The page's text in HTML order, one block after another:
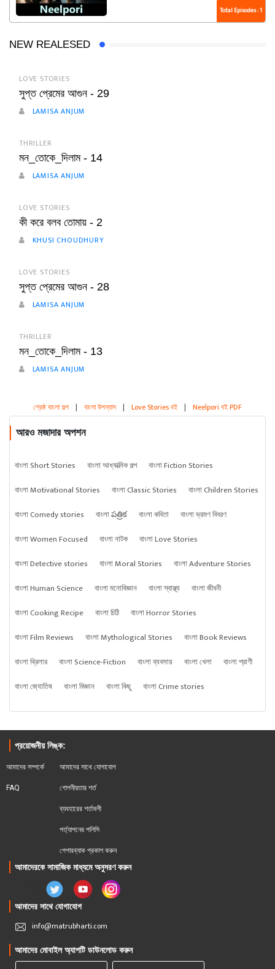
Total Episodes : 1
NEW REALESED
LOVE STORIES
সুপ্ত প্রেমের আগুন - 29
LAMISA ANJUM
THRILLER
মন_তোকে_দিলাম - 14
LAMISA ANJUM
LOVE STORIES
কী করে বলব তোমায় - 2
KHUSI CHOUDHURY
LOVE STORIES
সুপ্ত প্রেমের আগুন - 28
LAMISA ANJUM
THRILLER
মন_তোকে_দিলাম - 13
LAMISA ANJUM
শ্রেষ্ঠ বাংলা গল্প | বাংলা উপন্যাস | Love Stories বই | Neelpori বই PDF
আরও মজাদার অপশন
বাংলা Short Stories বাংলা আধ্যাত্মিক গল্প
বাংলা Fiction Stories
বাংলা Motivational Stories
বাংলা Classic Stories
বাংলা Children Stories
বাংলা Comedy stories
বাংলা పత్రిక বাংলা কবিতা
বাংলা ভ্রমণ বিবরণ
বাংলা Women Focused
বাংলা নাটক
বাংলা Love Stories
বাংলা Detective stories
বাংলা Moral Stories
বাংলা Adventure Stories
বাংলা Human Science
বাংলা মনোবিজ্ঞান বাংলা স্বাস্থ্য
বাংলা জীবনী
বাংলা Cooking Recipe
বাংলা চিঠি
বাংলা Horror Stories
বাংলা Film Reviews
বাংলা Mythological Stories
বাংলা Book Reviews
বাংলা থ্রিলার
বাংলা Science-Fiction বাংলা ব্যবসায় বাংলা খেলা
বাংলা প্রাণী
বাংলা জ্যোতিষ
বাংলা বিজ্ঞান বাংলা কিছু বাংলা Crime stories
প্রয়োজনীয় লিঙ্ক:
আমাদের সম্পর্কে
FAQ
আমাদের সাথে যোগাযোগ
গোপনীয়তার শর্ত
ব্যবহারের শর্তাবলী
পর্ত্যাপনের পলিসি
পেপারব্যাক প্রকাশ করুন
আমাদেরকে সামাজিক মাধ্যমে অনুসরণ করুন
আমাদের সাথে যোগাযোগ
info@matrubharti.com
আমাদের মোবাইল অ্যাপটি ডাউনলোড করুন